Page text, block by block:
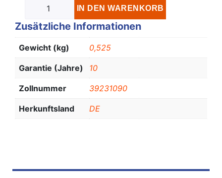
IN DEN WARENKORB
Zusätzliche Informationen
Gewicht (kg) 0,525
Garantie (Jahre) 10
Zollnummer 39231090
Herkunftsland DE